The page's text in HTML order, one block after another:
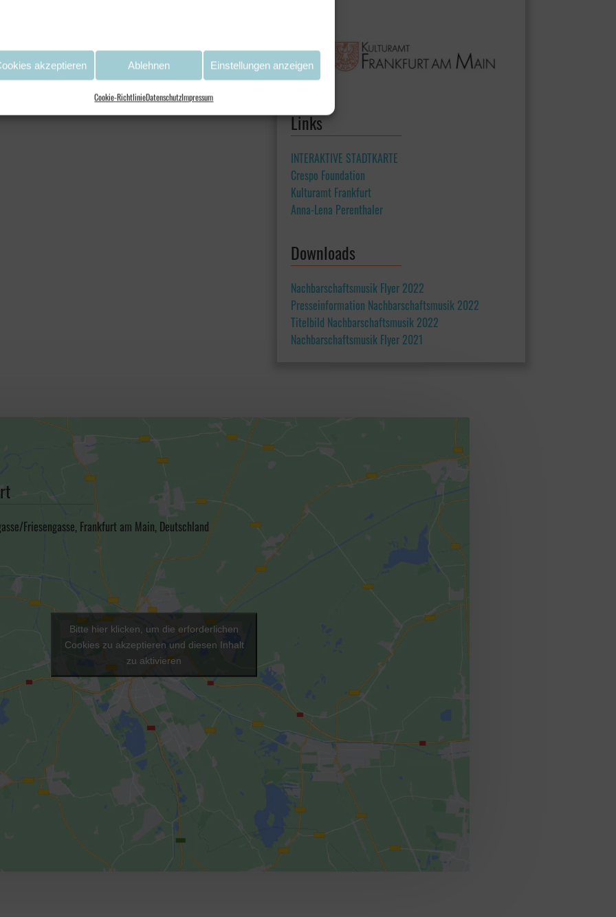
akzeptieren Ablehnen Einstellungen anzeigen
Cookie-RichtlinieDatenschutzImpressum
Links
INTERAKTIVE STADTKARTE
Crespo Foundation
Kulturamt Frankfurt
Anna-Lena Perenthaler
Downloads
Nachbarschaftsmusik Flyer 2022
Presseinformation Nachbarschaftsmusik 2022
Titelbild Nachbarschaftsmusik 2022
Nachbarschaftsmusik Flyer 2021
Friesengasse, Frankfurt am Main, Deutschland
Bitte hier klicken, um die erforderlichen
Cookies zu akzeptieren und diesen Inhalt
zu aktivieren